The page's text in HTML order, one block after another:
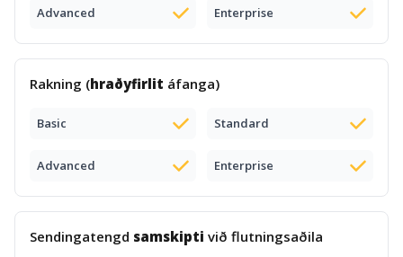
Advanced Enterprise
Rakning (hraðyfirlit áfanga)
Basic Standard
Advanced Enterprise
Sendingatengd samskipti við flutningsaðila